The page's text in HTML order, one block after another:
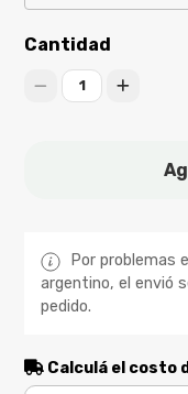
Cantidad
1
Por problemas
argentino, el envió
pedido.
Calculá el costo